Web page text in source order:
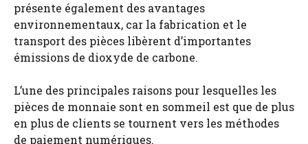
présente également des avantages
environnementaux, car la fabrication et le
transport des pièces libèrent d’importantes
émissions de dioxyde de carbone.
L’une des principales raisons pour lesquelles les
pièces de monnaie sont en sommeil est que de plus
en plus de clients se tournent vers les méthodes
de paiement numériques.